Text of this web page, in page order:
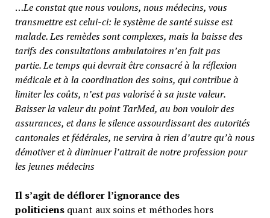
…Le constat que nous voulons, nous médecins, vous
transmettre est celui-ci: le système de santé suisse est
malade. Les remèdes sont complexes, mais la baisse des
tarifs des consultations ambulatoires n’en fait pas
partie.Le temps qui devrait être consacré à la réflexion
médicale et à la coordination des soins, qui contribue à
limiter les coûts, n’est pas valorisé à sa juste valeur.
Baisser la valeur du point TarMed, au bon vouloir des
assurances, et dans le silence assourdissant des autorités
cantonales et fédérales, ne servira à rien d’autre qu’à nous
démotiver et à diminuer l’attrait de notre profession pour
les jeunes médecins
Il s’agit de déflorer l’ignorance des
politiciensquant aux soins et méthodes hors